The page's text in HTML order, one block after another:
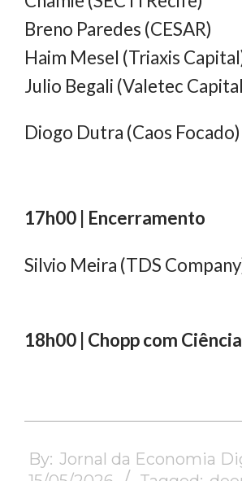
Breno Paredes (CESAR)
Haim Mesel (Triaxis
Julio Begali (Valetec
Diogo Dutra (Caos Focado)
17h00 | Encerramento
Silvio Meira (TDS
18h00 | Chopp com Ciência
05-
By: Jornal da Economia